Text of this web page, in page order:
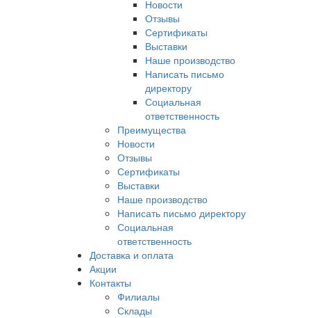
Новости
Отзывы
Сертификаты
Выставки
Наше производство
Написать письмо
директору
Социальная
ответственность
Преимущества
Новости
Отзывы
Сертификаты
Выставки
Наше производство
Написать письмо директору
Социальная
ответственность
Доставка и оплата
Акции
Контакты
Филиалы
Склады